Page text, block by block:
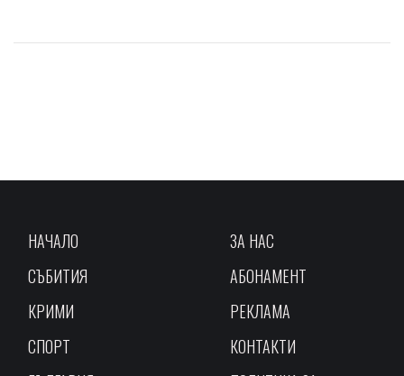
НАЧАЛО
СЪБИТИЯ
КРИМИ
СПОРТ
ЗА НАС
АБОНАМЕНТ
РЕКЛАМА
КОНТАКТИ